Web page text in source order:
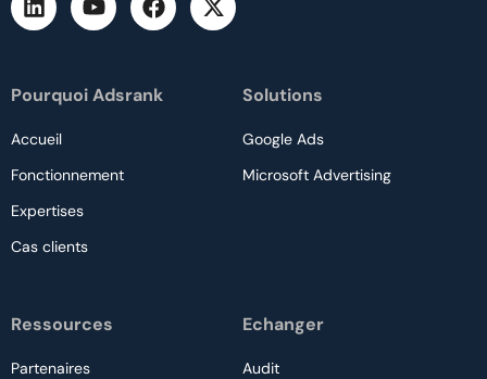
Pourquoi Adsrank
Accueil
Fonctionnement
Expertises
Cas clients
Solutions
Google Ads
Microsoft Advertising
Ressources
Partenaires
Echanger
Audit